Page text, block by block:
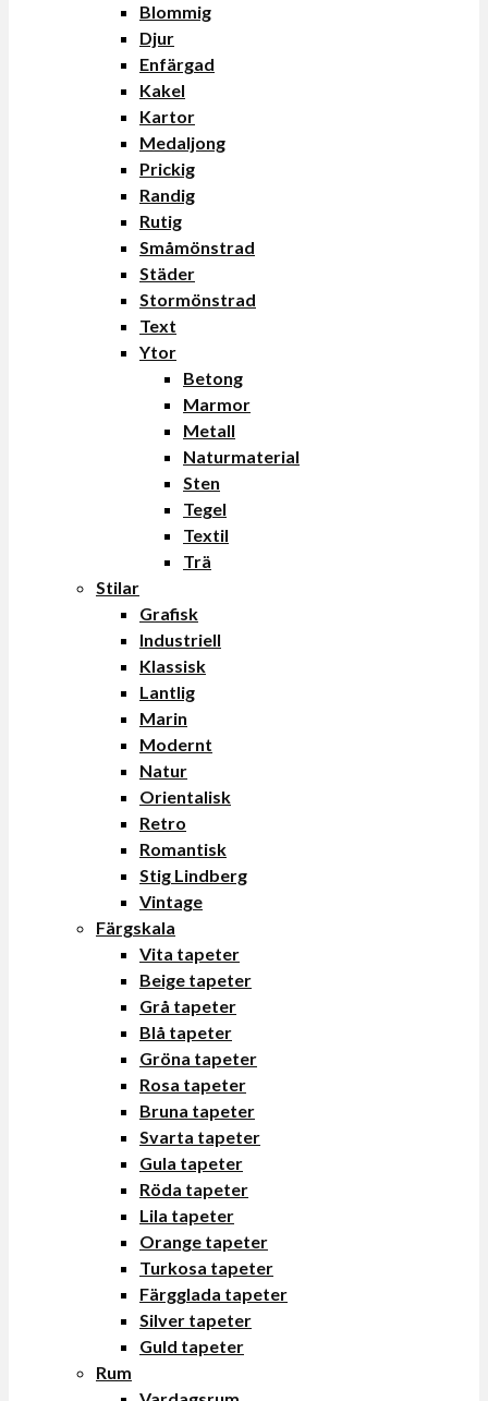
Blommig
Djur
Enfärgad
Kakel
Kartor
Medaljong
Prickig
Randig
Rutig
Småmönstrad
Städer
Stormönstrad
Text
Ytor
Betong
Marmor
Metall
Naturmaterial
Sten
Tegel
Textil
Trä
Stilar
Grafisk
Industriell
Klassisk
Lantlig
Marin
Modernt
Natur
Orientalisk
Retro
Romantisk
Stig Lindberg
Vintage
Färgskala
Vita tapeter
Beige tapeter
Grå tapeter
Blå tapeter
Gröna tapeter
Rosa tapeter
Bruna tapeter
Svarta tapeter
Gula tapeter
Röda tapeter
Lila tapeter
Orange tapeter
Turkosa tapeter
Färgglada tapeter
Silver tapeter
Guld tapeter
Rum